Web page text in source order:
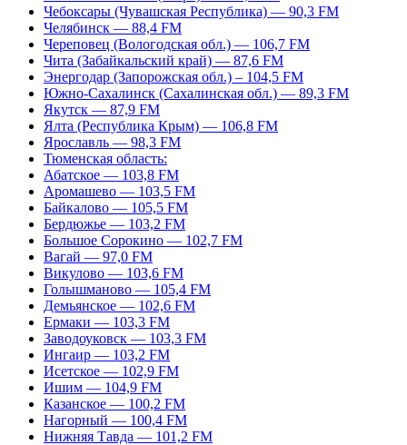
Чебоксары (Чувашская Республика) — 90,3 FM
Челябинск — 88,4 FM
Череповец (Вологодская обл.) — 106,7 FM
Чита (Забайкальский край) — 87,6 FM
Энергодар (Запорожская обл.) – 104,5 FM
Южно-Сахалинск (Сахалинская обл.) — 89,3 FM
Якутск — 87,9 FM
Ялта (Республика Крым) — 106,8 FM
Ярославль — 98,3 FM
Тюменская область:
Абатское — 103,8 FM
Аромашево — 103,5 FM
Байкалово — 105,5 FM
Бердюжье — 103,2 FM
Большое Сорокино — 102,7 FM
Вагай — 97,0 FM
Викулово — 103,6 FM
Голышманово — 105,4 FM
Демьянское — 102,6 FM
Ермаки — 103,3 FM
Заводоуковск — 103,3 FM
Ингаир — 103,2 FM
Исетское — 102,9 FM
Ишим — 104,9 FM
Казанское — 100,2 FM
Нагорный — 100,4 FM
Нижняя Тавда — 101,2 FM